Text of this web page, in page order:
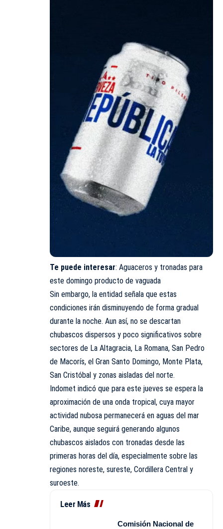
Te puede interesar: Aguaceros y tronadas para
este domingo producto de vaguada
Sin embargo, la entidad señala que estas
condiciones irán disminuyendo de forma gradual
durante la noche. Aun así, no se descartan
chubascos dispersos y poco significativos sobre
sectores de La Altagracia, La Romana, San Pedro
de Macorís, el Gran Santo Domingo, Monte Plata,
San Cristóbal y zonas aisladas del norte.
Indomet indicó que para este jueves se espera la
aproximación de una onda tropical, cuya mayor
actividad nubosa permanecerá en aguas del mar
Caribe, aunque seguirá generando algunos
chubascos aislados con tronadas desde las
primeras horas del día, especialmente sobre las
regiones noreste, sureste, Cordillera Central y
suroeste.
Leer Más
Comisión Nacional de